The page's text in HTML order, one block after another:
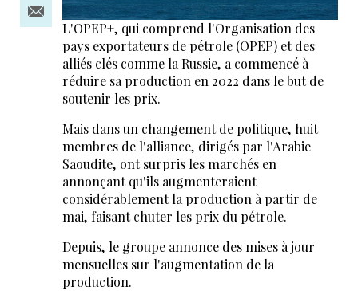
L'OPEP+, qui comprend l'Organisation des
pays exportateurs de pétrole (OPEP) et des
alliés clés comme la Russie, a commencé à
réduire sa production en 2022 dans le but de
soutenir les prix.
Mais dans un changement de politique, huit
membres de l'alliance, dirigés par l'Arabie
Saoudite, ont surpris les marchés en
annonçant qu'ils augmenteraient
considérablement la production à partir de
mai, faisant chuter les prix du pétrole.
Depuis, le groupe annonce des mises à jour
mensuelles sur l'augmentation de la
production.